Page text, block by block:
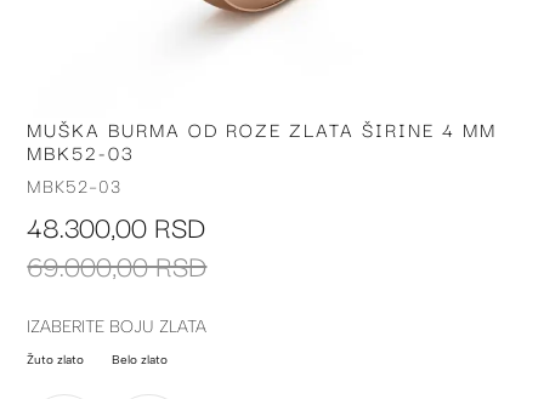
Skip
to
the
of
images
MUŠKA BURMA OD ROZE ZLATA ŠIRINE 4 MM
MBK52-03
MBK52-03
48.300,00 RSD
69.000,00 RSD
IZABERITE BOJU ZLATA
Žuto zlato Belo zlato